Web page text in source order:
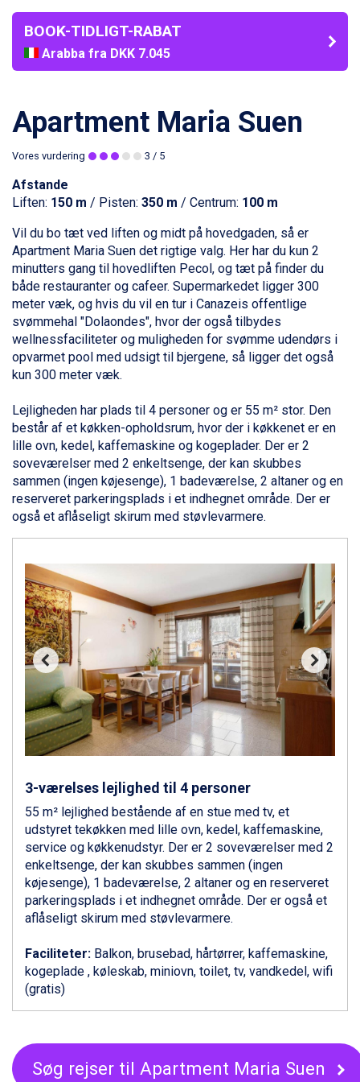
BOOK-TIDLIGT-RABAT
Arabba fra DKK 7.045
La Thuile fra DKK 4.595
Sölden fra DKK 8.445
Passo Tonale fra DKK 3.795
Saalbach fra DKK 5.945
Champoluc fra DKK 3.795
Sestriere fra DKK 4.395
Fieberbrunn fra DKK 6.145
Wagrain fra DKK 4.645
Ischgl fra DKK 7.095
St. Anton fra DKK 7.245
Zell am See fra DKK 4.095
Canazei fra DKK 4.745
Livigno fra DKK 4.145
Ponte di Legno fra DKK 4.745
Bad Gastein fra DKK 4.195
Sauze dOulx fra DKK 4.045
Arabba fra DKK 7.045
La Thuile fra DKK 4.595
Val Thorens fra DKK 5.395
Cervinia fra DKK 5.295
Sölden fra DKK 8.445
Bad Hofgastein fra DKK 5.495
Champoluc fra DKK 3.795
Sestriere fra DKK 4.395
Fieberbrunn fra DKK 6.145
Wagrain fra DKK 4.645
Ischgl fra DKK 7.095
St. Anton fra DKK 7.245
Zell am See fra DKK 4.095
Canazei fra DKK 4.745
Livigno fra DKK 4.145
Ponte di Legno fra DKK 4.745
Bad Gastein fra DKK 4.195
Sauze dOulx fra DKK 4.045
Arabba fra DKK 7.045
La Thuile fra DKK 4.595
Val Thorens fra DKK 5.395
Cervinia fra DKK 5.295
Sölden fra DKK 8.445
Bad Hofgastein fra DKK 5.495
Passo Tonale fra DKK 3.795
Saalbach fra DKK 5.945
Sestriere fra DKK 4.395
Fieberbrunn fra DKK 6.145
Wagrain fra DKK 4.645
Ischgl fra DKK 7.095
Zell am See fra DKK 4.095
Canazei fra DKK 4.745
Apartment Maria Suen
Vores vurdering 3 / 5
Afstande
Liften: 150 m / Pisten: 350 m / Centrum: 100 m
Vil du bo tæt ved liften og midt på hovedgaden, så er
Apartment Maria Suen det rigtige valg. Her har du kun 2
minutters gang til hovedliften Pecol, og tæt på finder du
både restauranter og cafeer. Supermarkedet ligger 300
meter væk, og hvis du vil en tur i Canazeis offentlige
svømmehal "Dolaondes", hvor der også tilbydes
wellnessfaciliteter og muligheden for svømme udendørs i
opvarmet pool med udsigt til bjergene, så ligger det også
kun 300 meter væk.
Lejligheden har plads til 4 personer og er 55 m² stor. Den
består af et køkken-opholdsrum, hvor der i køkkenet er en
lille ovn, kedel, kaffemaskine og kogeplader. Der er 2
soveværelser med 2 enkeltsenge, der kan skubbes
sammen (ingen køjesenge), 1 badeværelse, 2 altaner og en
reserveret parkeringsplads i et indhegnet område. Der er
også et aflåseligt skirum med støvlevarmere.
3-værelses lejlighed til 4 personer
55 m² lejlighed bestående af en stue med tv, et
udstyret tekøkken med lille ovn, kedel, kaffemaskine,
service og køkkenudstyr. Der er 2 soveværelser med 2
enkeltsenge, der kan skubbes sammen (ingen
køjesenge), 1 badeværelse, 2 altaner og en reserveret
parkeringsplads i et indhegnet område. Der er også et
aflåseligt skirum med støvlevarmere.
Faciliteter: Balkon, brusebad, hårtørrer, kaffemaskine,
kogeplade , køleskab, miniovn, toilet, tv, vandkedel, wifi
(gratis)
Søg rejser til Apartment Maria Suen